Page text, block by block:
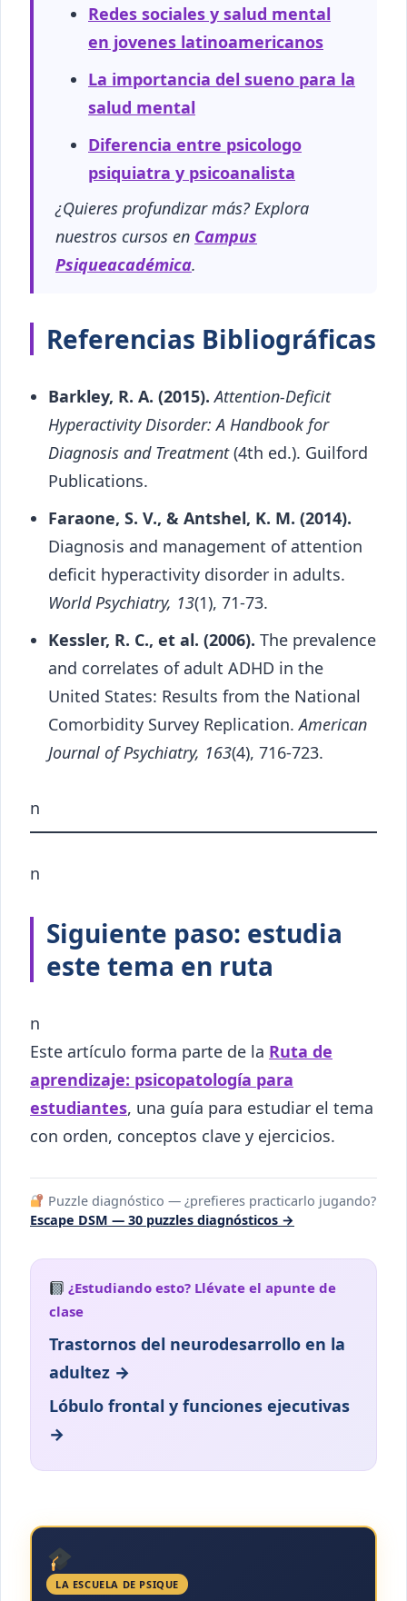
Redes sociales y salud mental
en jovenes latinoamericanos
La importancia del sueno para la
salud mental
Diferencia entre psicologo
psiquiatra y psicoanalista
¿Quieres profundizar más? Explora
nuestros cursos en Campus
Psiqueacadémica.
Referencias Bibliográficas
Barkley, R. A. (2015). Attention-Deficit
Hyperactivity Disorder: A Handbook for
Diagnosis and Treatment(4th ed.). Guilford
Publications.
Faraone, S. V., & Antshel, K. M. (2014).
Diagnosis and management of attention
deficit hyperactivity disorder in adults.
World Psychiatry, 13(1), 71-73.
Kessler, R. C., et al. (2006). The prevalence
and correlates of adult ADHD in the
United States: Results from the National
Comorbidity Survey Replication.American
Journal of Psychiatry, 163(4), 716-723.
n
n
Siguiente paso: estudia
este tema en ruta
n
Este artículo forma parte de la Ruta de
aprendizaje: psicopatología para
estudiantes, una guía para estudiar el tema
con orden, conceptos clave y ejercicios.
Puzzle diagnóstico — ¿prefieres practicarlo jugando?
Escape DSM — 30 puzzles diagnósticos →
¿Estudiando esto? Llévate el apunte de
clase
Trastornos del neurodesarrollo en la
adultez →
Lóbulo frontal y funciones ejecutivas
→
LA ESCUELA DE PSIQUE